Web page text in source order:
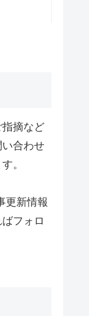
摘など
合わせ
。
更新情報
フォロ